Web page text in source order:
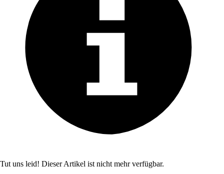
Tut uns leid! Dieser Artikel ist nicht mehr verfügbar.